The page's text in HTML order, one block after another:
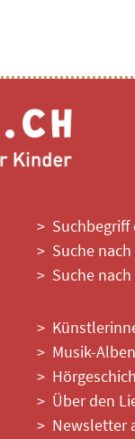
Suchbegriff
Suche
Suche
Musik-Alben
Über den
Newsletter